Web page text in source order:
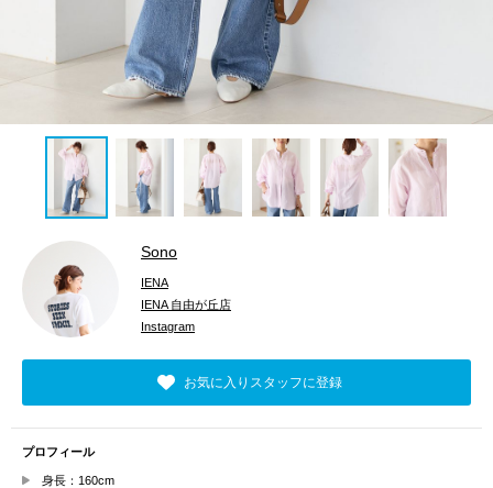
Sono
IENA
IENA 自由が丘店
Instagram
お気に入りスタッフに登録
プロフィール
身長：160cm